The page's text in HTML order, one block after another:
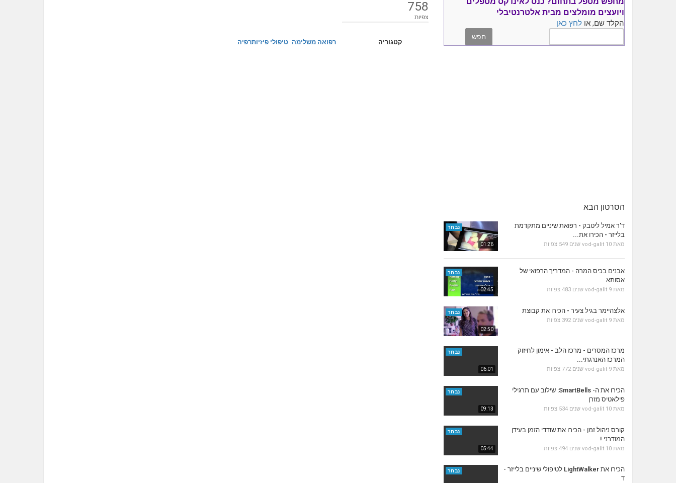
758
צפיות
קטגוריה רפואה משלימה טיפולי פיזיותרפיה
ויועצים מומלצים מבית אלטרנטיבלי
הקלד שם, או לחץ כאן
הסרטון הבא
01:26
נבחר
ד'ר אמיל ליטבק - רפואת שיניים מתקדמת
בלייזר - הכירו את...
מאת vod-galit 10 שנים 549 צפיות
02:45
נבחר
אבנים בכיס המרה - המדריך הרפואי של
אסותא
מאת vod-galit 9 שנים 483 צפיות
02:50
נבחר אלצהיימר בגיל צעיר - הכירו את קבוצת
מאת vod-galit 9 שנים 392 צפיות
06:01
נבחר
מרכז המסרים - מרכז הלב - אימון לחיזוק
המרכז האנרגתי...
מאת vod-galit 9 שנים 772 צפיות
09:13
נבחר
הכירו את ה- SmartBells: שילוב עם תרגילי
פילאטיס מזרן
מאת vod-galit 10 שנים 534 צפיות
05:44
נבחר
קורס ניהול זמן - הכירו את שודדי הזמן בעידן
המודרני !
מאת vod-galit 10 שנים 494 צפיות
נבחר
הכירו את LightWalker לטיפולי שיניים בלייזר -
ד